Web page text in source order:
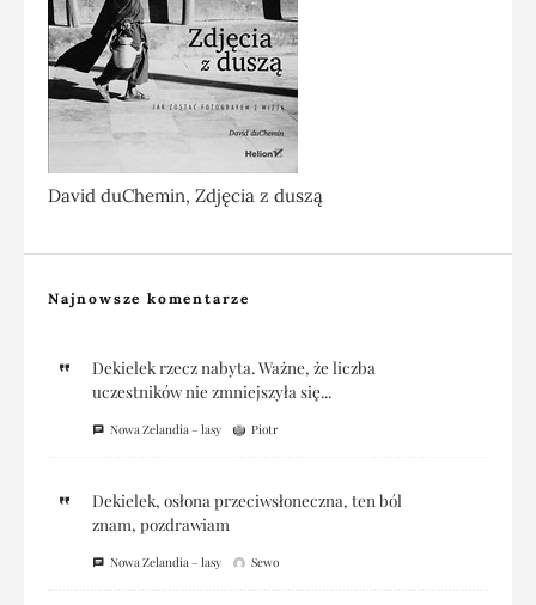
David duChemin, Zdjęcia z duszą
Najnowsze komentarze
Dekielek rzecz nabyta. Ważne, że liczba
uczestników nie zmniejszyła się...
Nowa Zelandia – lasy Piotr
Dekielek, osłona przeciwsłoneczna, ten ból
znam, pozdrawiam
Nowa Zelandia – lasy Sewo